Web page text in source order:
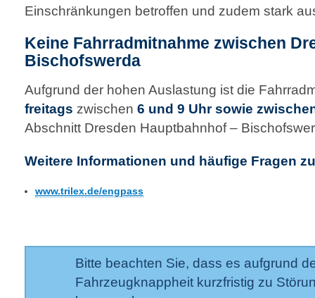
Einschränkungen betroffen und zudem stark
Keine Fahrradmitnahme zwischen
Bischofswerda
Aufgrund der hohen Auslastung ist die
freitags zwischen 6 und 9 Uhr sowie
Abschnitt Dresden Hauptbahnhof –
Weitere Informationen und häufige Fragen
www.trilex.de/engpass
Bitte beachten Sie, dass es aufgrund
Fahrzeugknappheit kurzfristig zu